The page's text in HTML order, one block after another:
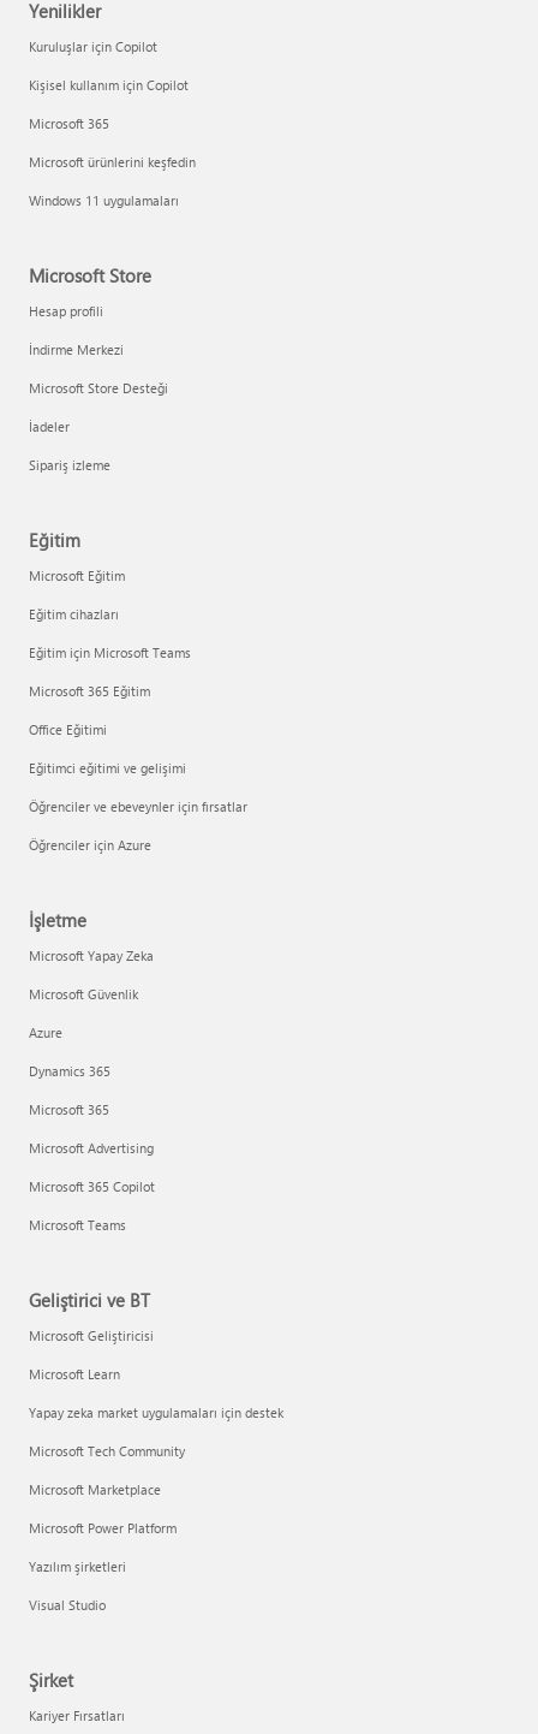
Yenilikler
Kuruluşlar için Copilot
Kişisel kullanım için Copilot
Microsoft 365
Microsoft ürünlerini keşfedin
Windows 11 uygulamaları
Microsoft Store
Hesap profili
İndirme Merkezi
Microsoft Store Desteği
İadeler
Sipariş izleme
Eğitim
Microsoft Eğitim
Eğitim cihazları
Eğitim için Microsoft Teams
Microsoft 365 Eğitim
Office Eğitimi
Eğitimci eğitimi ve gelişimi
Öğrenciler ve ebeveynler için fırsatlar
Öğrenciler için Azure
İşletme
Microsoft Yapay Zeka
Microsoft Güvenlik
Azure
Dynamics 365
Microsoft 365
Microsoft Advertising
Microsoft 365 Copilot
Microsoft Teams
Geliştirici ve BT
Microsoft Geliştiricisi
Microsoft Learn
Yapay zeka market uygulamaları için destek
Microsoft Tech Community
Microsoft Marketplace
Microsoft Power Platform
Yazılım şirketleri
Visual Studio
Şirket
Kariyer Fırsatları